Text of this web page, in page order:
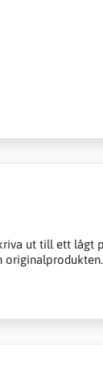
ut till ett lågt
originalprodukten.